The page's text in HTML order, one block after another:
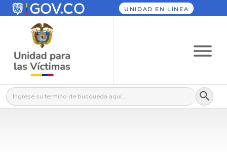
UNIDAD EN LÍNEA
Buscar: Botón